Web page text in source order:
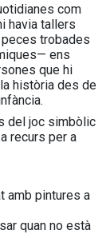
com
havia tallers
trobades
ens
que hi
història des de
del joc simbòlic
recurs per a
amb pintures a
quan no està